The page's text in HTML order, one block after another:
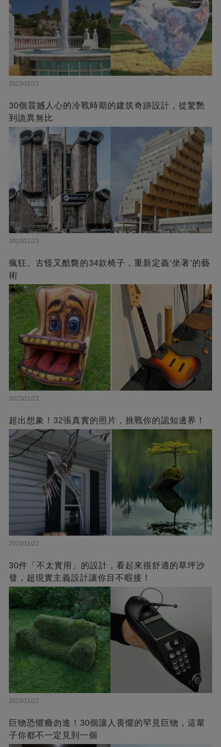
2023/11/23
30個震撼人心的冷戰時期的建筑奇跡設計，從驚艷
到詭異無比
2023/11/23
瘋狂、古怪又酷斃的34款椅子，重新定義‘坐著’的藝
術
2023/11/23
超出想象！32張真實的照片，挑戰你的認知邊界！
2023/11/22
30件「不太實用」的設計，看起來很舒適的草坪沙
發，超現實主義設計讓你目不暇接！
2023/11/22
巨物恐懼癥勿進！30個讓人畏懼的罕見巨物，這輩
子你都不一定見到一個